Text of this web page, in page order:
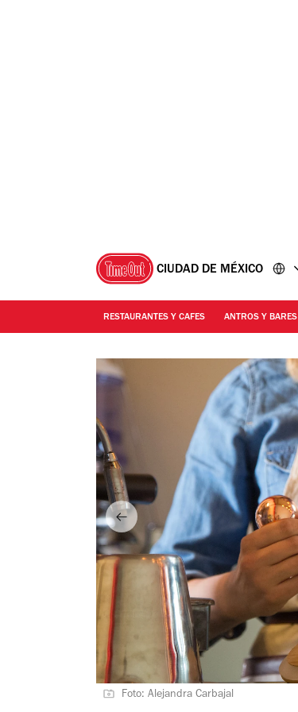
CIUDAD DE MÉXICO
RESTAURANTES Y CAFES ANTROS Y BARES
Foto: Alejandra Carbajal